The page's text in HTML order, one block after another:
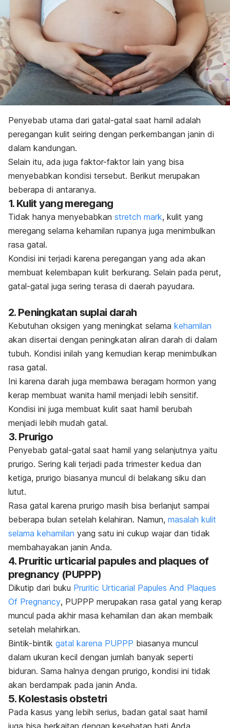
Penyebab utama dari gatal-gatal saat hamil adalah
peregangan kulit seiring dengan perkembangan janin di
dalam kandungan.
Selain itu, ada juga faktor-faktor lain yang bisa
menyebabkan kondisi tersebut. Berikut merupakan
beberapa di antaranya.
1. Kulit yang meregang
Tidak hanya menyebabkan stretch mark, kulit yang
meregang selama kehamilan rupanya juga menimbulkan
rasa gatal.
Kondisi ini terjadi karena peregangan yang ada akan
membuat kelembapan kulit berkurang. Selain pada perut,
gatal-gatal juga sering terasa di daerah payudara.
2. Peningkatan suplai darah
Kebutuhan oksigen yang meningkat selama kehamilan
akan disertai dengan peningkatan aliran darah di dalam
tubuh. Kondisi inilah yang kemudian kerap menimbulkan
rasa gatal.
Ini karena darah juga membawa beragam hormon yang
kerap membuat wanita hamil menjadi lebih sensitif.
Kondisi ini juga membuat kulit saat hamil berubah
menjadi lebih mudah gatal.
3. Prurigo
Penyebab gatal-gatal saat hamil yang selanjutnya yaitu
prurigo. Sering kali terjadi pada trimester kedua dan
ketiga, prurigo biasanya muncul di belakang siku dan
lutut.
Rasa gatal karena prurigo masih bisa berlanjut sampai
beberapa bulan setelah kelahiran. Namun, masalah kulit
selama kehamilan yang satu ini cukup wajar dan tidak
membahayakan janin Anda.
4. Pruritic urticarial papules and plaques of
pregnancy(PUPPP)
Dikutip dari buku Pruritic Urticarial Papules And Plaques
Of Pregnancy, PUPPP merupakan rasa gatal yang kerap
muncul pada akhir masa kehamilan dan akan membaik
setelah melahirkan.
Bintik-bintik gatal karena PUPPP biasanya muncul
dalam ukuran kecil dengan jumlah banyak seperti
biduran. Sama halnya dengan prurigo, kondisi ini tidak
akan berdampak pada janin Anda.
5. Kolestasis obstetri
Pada kasus yang lebih serius, badan gatal saat hamil